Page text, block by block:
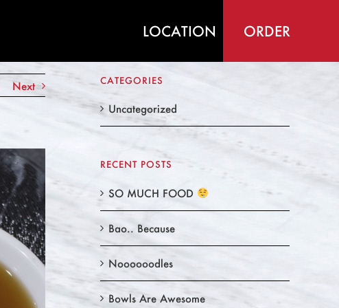
LOCATION ORDER
Home / Uncategorized / So Spicy
Next CATEGORIES
Uncategorized
RECENT POSTS
SO MUCH FOOD
Bao.. Because
Noooooodles
Bowls Are Awesome